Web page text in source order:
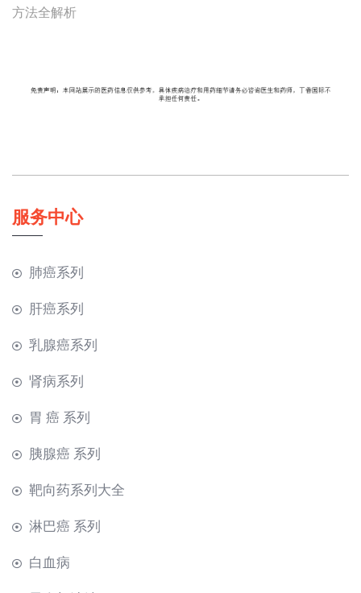
方法全解析
服务中心
肺癌系列
肝癌系列
乳腺癌系列
肾病系列
胃 癌 系列
胰腺癌 系列
靶向药系列大全
淋巴癌 系列
白血病